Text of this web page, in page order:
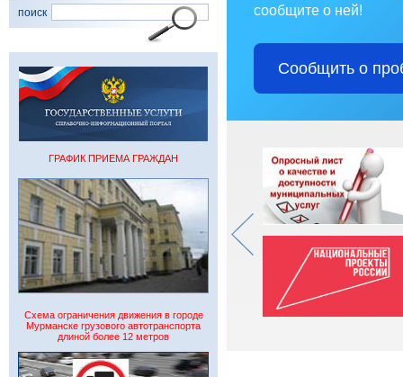
поиск
ГРАФИК ПРИЕМА ГРАЖДАН
Схема ограничения движения в городе
Мурманске грузового автотранспорта
длиной более 12 метров
сообщите о ней!
Сообщить о